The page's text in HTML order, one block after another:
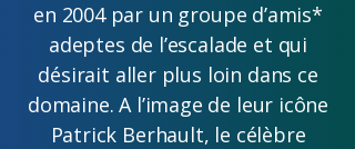
en 2004 par un groupe d’amis*
adeptes de l’escalade et qui
désirait aller plus loin dans ce
domaine. A l’image de leur icône
Patrick Berhault, le célèbre